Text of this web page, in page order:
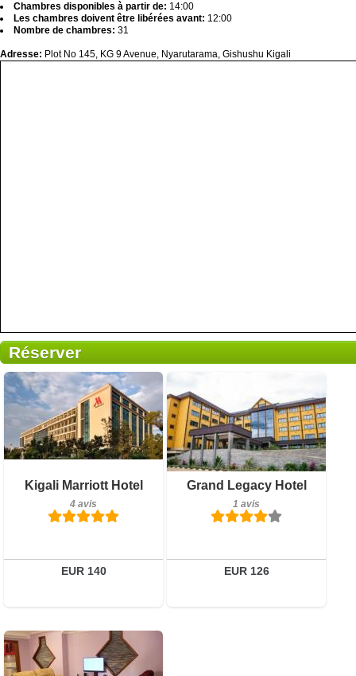
Chambres disponibles à partir de: 14:00
Les chambres doivent être libérées avant: 12:00
Nombre de chambres: 31
Adresse: Plot No 145, KG 9 Avenue, Nyarutarama, Gishushu Kigali
Réserver
Kigali Marriott Hotel
4 avis
EUR 140
Petit-déjeuner inclus
4 avis
Réserver
Grand Legacy Hotel
1 avis
EUR 126
Petit-déjeuner inclus
1 avis
Réserver
4 avis